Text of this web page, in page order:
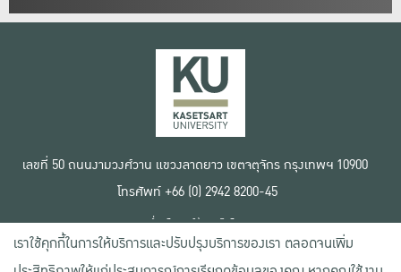
เลขที่ 50 ถนนงามวงศ์วาน แขวงลาดยาว เขตจตุจักร กรุงเทพฯ 10900
โทรศัพท์ +66 (0) 2942 8200-45
เงื่อนไขการใช้งานเว็บไซต์
ข้อตกลงด้านสิทธิ์ใช้งาน
นโยบายความเป็นส่วนตัว
เราใช้คุกกี้ในการให้บริการและปรับปรุงบริการของเรา ตลอดจนเพิ่ม